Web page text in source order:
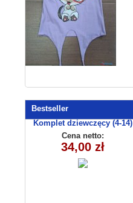
Bestseller
Komplet dziewczęcy (4-14)
8156
Cena netto:
34,00 zł